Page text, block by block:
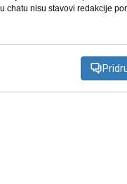
chatu nisu stavovi redakcije